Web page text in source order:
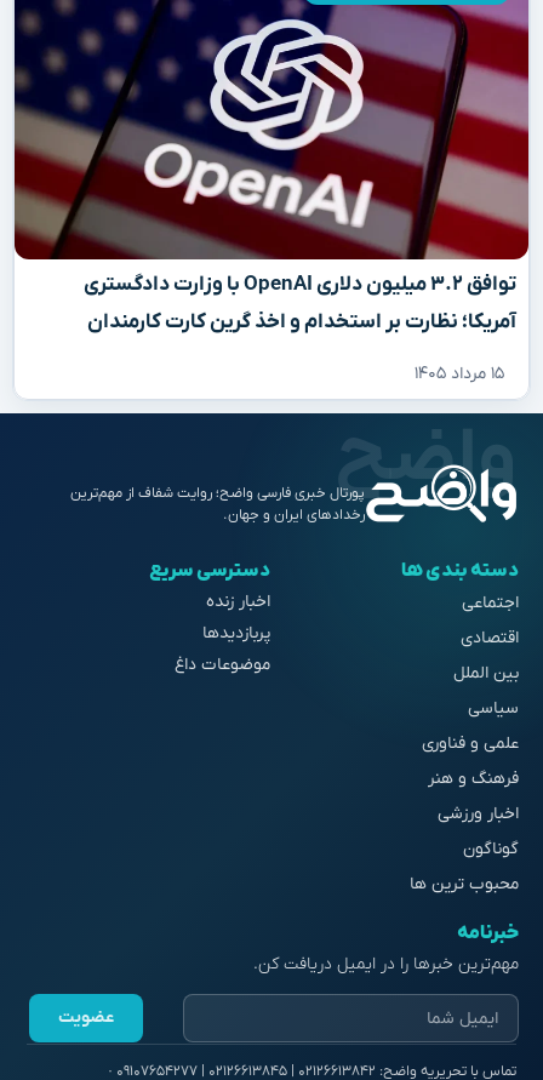
توافق ۳.۲ میلیون دلاری OpenAI با وزارت دادگستری
آمریکا؛ نظارت بر استخدام و اخذ گرین کارت کارمندان
۱۵ مرداد ۱۴۰۵
پورتال خبری فارسی واضح؛ روایت شفاف از مهم‌ترین
رخدادهای ایران و جهان.
دسته بندی ها
اجتماعی
اقتصادی
بین الملل
سیاسی
علمی و فناوری
فرهنگ و هنر
اخبار ورزشی
گوناگون
محبوب ترین ها
دسترسی سریع
اخبار زنده
پربازدیدها
موضوعات داغ
خبرنامه
مهم‌ترین خبرها را در ایمیل دریافت کن.
عضویت